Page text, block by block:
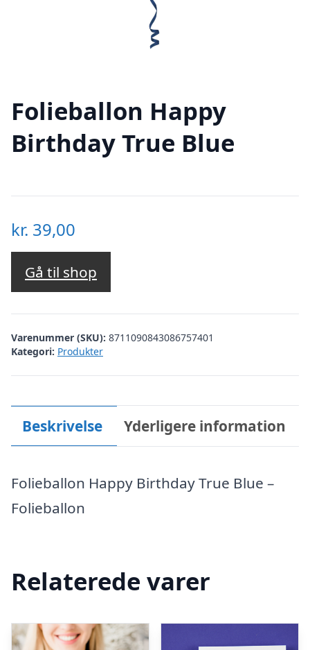
Folieballon Happy
Birthday True Blue
kr. 39,00
Gå til shop
Varenummer (SKU): 8711090843086757401
Kategori: Produkter
Beskrivelse Yderligere information
Folieballon Happy Birthday True Blue –
Folieballon
Relaterede varer